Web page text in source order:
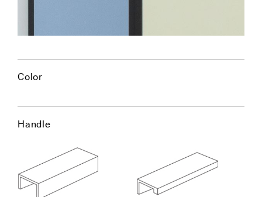
Color
Handle